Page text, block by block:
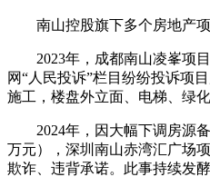
南山控股旗下多个房地产项
2023年，成都南山凌峯项目
网“人民投诉”栏目纷纷投诉项
施工，楼盘外立面、电梯、绿
2024年，因大幅下调房源备
万元），深圳南山赤湾汇广场
欺诈、违背承诺。此事持续发